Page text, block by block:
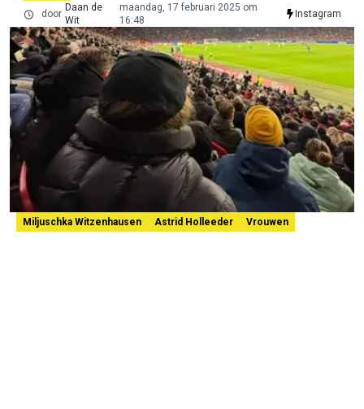
door
Daan de
Wit
maandag, 17 februari 2025 om
16:48
Instagram
Miljuschka Witzenhausen Astrid Holleeder Vrouwen